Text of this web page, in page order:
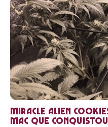
Miracle Alien
MAC que